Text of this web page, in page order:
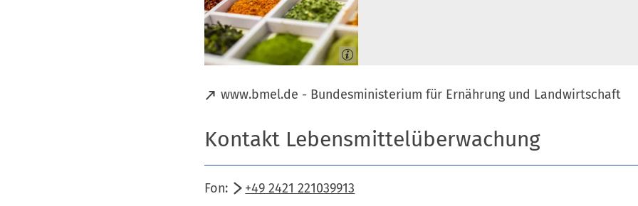
www.bmel.de - Bundesministerium für Ernährung und Landwirtschaft
(
f
f
n
e
t
Kontakt Lebensmittelüberwachung
Fon: +49 2421 221039913